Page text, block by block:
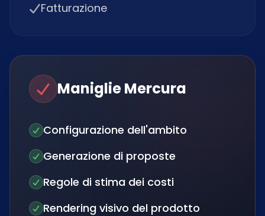
Fatturazione
Maniglie Mercura
Configurazione dell'ambito
Generazione di proposte
Regole di stima dei costi
Rendering visivo del prodotto